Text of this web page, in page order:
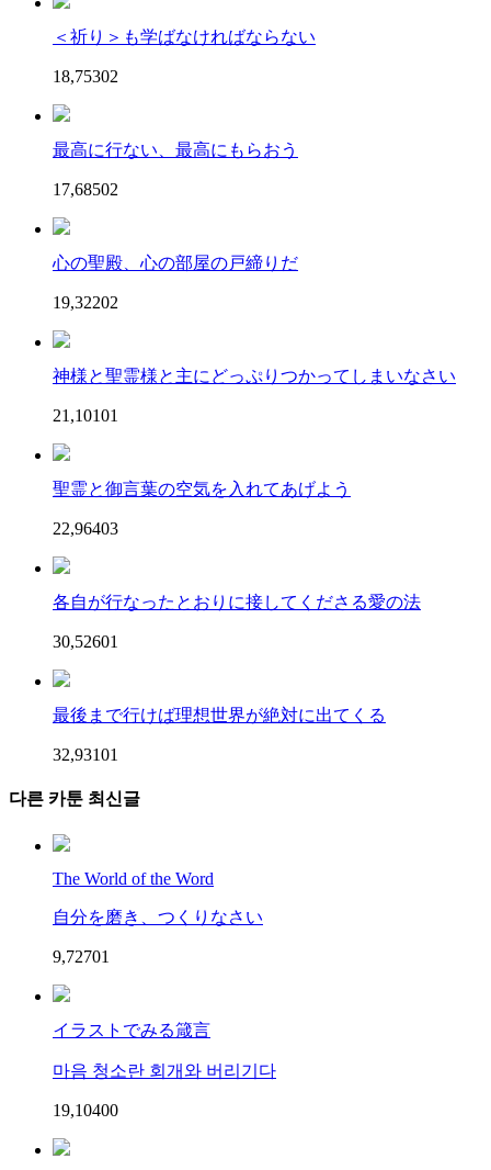
＜祈り＞も学ばなければならない
18,75302
最高に行ない、最高にもらおう
17,68502
心の聖殿、心の部屋の戸締りだ
19,32202
神様と聖霊様と主にどっぷりつかってしまいなさい
21,10101
聖霊と御言葉の空気を入れてあげよう
22,96403
各自が行なったとおりに接してくださる愛の法
30,52601
最後まで行けば理想世界が絶対に出てくる
32,93101
다른 카툰 최신글
The World of the Word
自分を磨き、つくりなさい
9,72701
イラストでみる箴言
마음 청소란 회개와 버리기다
19,10400